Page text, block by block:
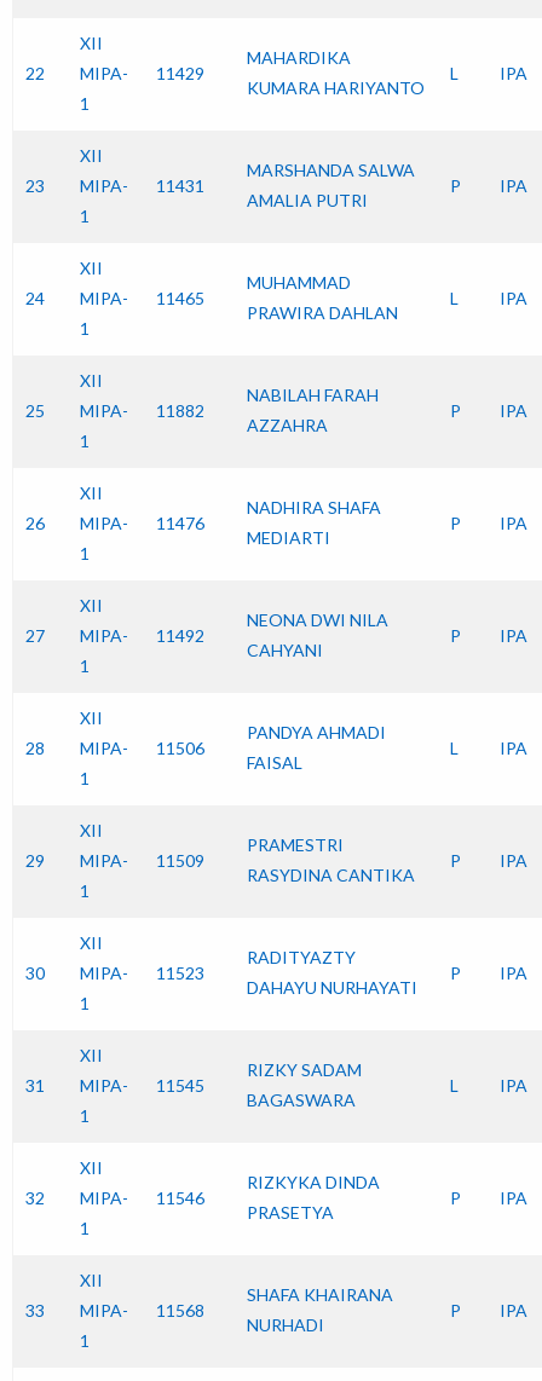
22
XII
MIPA-
1
11429
MAHARDIKA
KUMARA HARIYANTO
L IPA
23
XII
MIPA-
1
11431
MARSHANDA SALWA
AMALIA PUTRI
P IPA
24
XII
MIPA-
1
11465
MUHAMMAD
PRAWIRA DAHLAN
L IPA
25
XII
MIPA-
1
11882
NABILAH FARAH
AZZAHRA
P IPA
26
XII
MIPA-
1
11476
NADHIRA SHAFA
MEDIARTI
P IPA
27
XII
MIPA-
1
11492
NEONA DWI NILA
CAHYANI
P IPA
28
XII
MIPA-
1
11506
PANDYA AHMADI
FAISAL
L IPA
29
XII
MIPA-
1
11509
PRAMESTRI
RASYDINA CANTIKA
P IPA
30
XII
MIPA-
1
11523
RADITYAZTY
DAHAYU NURHAYATI
P IPA
31
XII
MIPA-
1
11545
RIZKY SADAM
BAGASWARA
L IPA
32
XII
MIPA-
1
11546
RIZKYKA DINDA
PRASETYA
P IPA
33
XII
MIPA-
1
11568
SHAFA KHAIRANA
NURHADI
P IPA